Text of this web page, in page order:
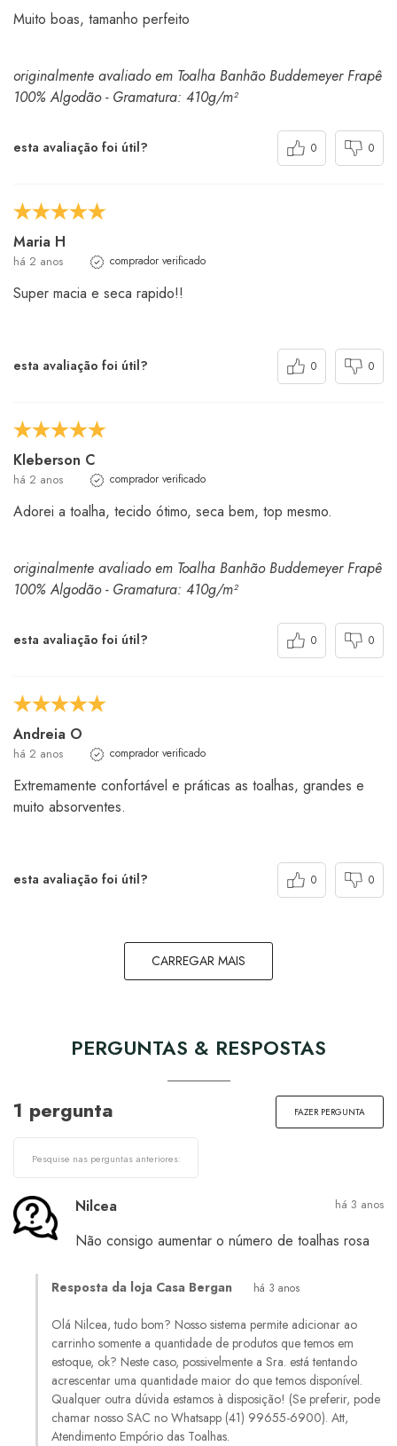
Muito boas, tamanho perfeito
originalmente avaliado em Toalha Banhão Buddemeyer Frapê
100% Algodão - Gramatura: 410g/m²
esta avaliação foi útil? 0 0
Maria H
há 2 anos comprador verificado
Super macia e seca rapido!!
esta avaliação foi útil? 0 0
Kleberson C
há 2 anos comprador verificado
Adorei a toalha, tecido ótimo, seca bem, top mesmo.
originalmente avaliado em Toalha Banhão Buddemeyer Frapê
100% Algodão - Gramatura: 410g/m²
esta avaliação foi útil? 0 0
Andreia O
há 2 anos comprador verificado
Extremamente confortável e práticas as toalhas, grandes e
muito absorventes.
esta avaliação foi útil? 0 0
CARREGAR MAIS
PERGUNTAS & RESPOSTAS
1 pergunta FAZER PERGUNTA
Nilcea há 3 anos
Não consigo aumentar o número de toalhas rosa
Resposta da loja Casa Bergan há 3 anos
Olá Nilcea, tudo bom? Nosso sistema permite adicionar ao
carrinho somente a quantidade de produtos que temos em
estoque, ok? Neste caso, possivelmente a Sra. está tentando
acrescentar uma quantidade maior do que temos disponível.
Qualquer outra dúvida estamos à disposição! (Se preferir, pode
chamar nosso SAC no Whatsapp (41) 99655-6900). Att,
Atendimento Empório das Toalhas.